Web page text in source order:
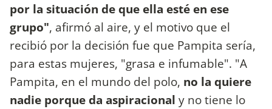
por la situación de que ella esté en ese
grupo", afirmó al aire, y el motivo que el
recibió por la decisión fue que Pampita sería,
para estas mujeres, "grasa e infumable". "A
Pampita, en el mundo del polo, no la quiere
nadie porque da aspiracional y no tiene lo